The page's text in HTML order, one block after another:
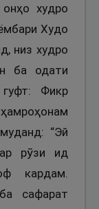
худро
Худо
низ худро
ба одати
Фикр
“Эй
рӯзи ид
кардам.
сафарат